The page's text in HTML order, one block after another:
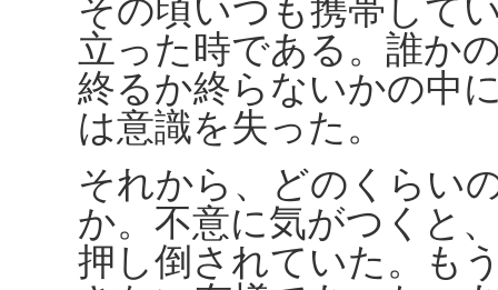
その頃いつも携帯して
立った時である。誰か
終るか終らないかの中
は意識を失った。
それから、どのくらい
か。不意に気がつくと
押し倒されていた。も